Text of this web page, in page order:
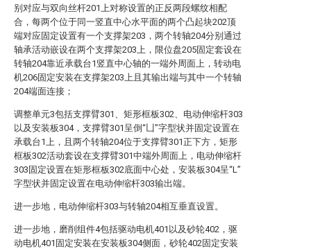
别对应与双向丝杆201上对称设置的正反两段螺纹相配
合，每两个位于同一竖直中心水平面的两个凸起块202顶
端对应固定设置有一个支撑架203，两个转轴204分别通过
轴承活动嵌设在两个支撑架203上，限位盘205固定套设在
转轴204靠近承载台1竖直中心轴的一端外周面上，转动电
机206固定安装在支撑架203上且其输出端与其中一个转轴
204端面连接；
调整单元3包括支撑臂301、矩形框板302、电动伸缩杆303
以及安装板304，支撑臂301呈倒“凵”字型状并固定设置在
承载台1上，且两个转轴204位于支撑臂301正下方，矩形
框板302活动套设在支撑臂301中端外周面上，电动伸缩杆
303固定设置在矩形框板302底面中心处，安装板304呈“L”
字型状并固定设置在电动伸缩杆303输出端。
进一步地，电动伸缩杆303与转轴204相互垂直设置。
进一步地，磨削组件4包括驱动电机401以及砂轮402，驱
动电机401固定安装在安装板304侧面，砂轮402固定安装